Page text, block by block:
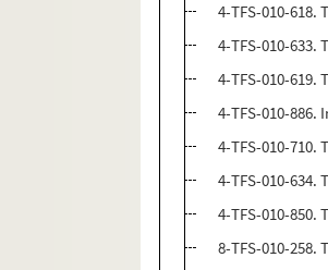
4-TFS-010-618.
4-TFS-010-633.
4-TFS-010-619.
4-TFS-010-
4-TFS-010-710.
4-TFS-010-634.
4-TFS-010-850.
8-TFS-010-258.